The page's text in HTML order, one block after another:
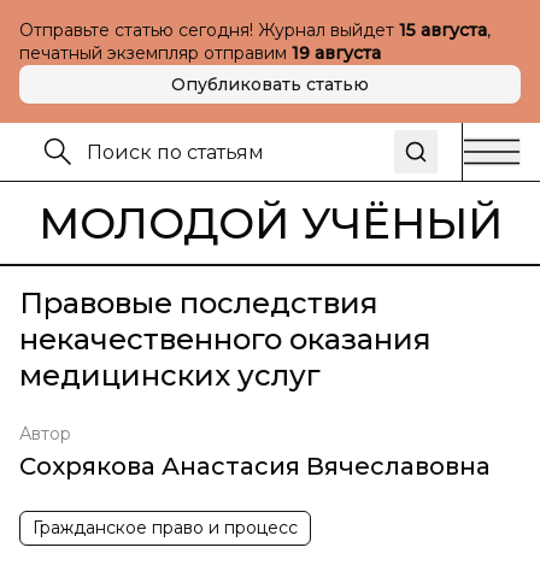
Отправьте статью сегодня! Журнал выйдет 15 августа,
печатный экземпляр отправим 19 августа
Опубликовать статью
МОЛОДОЙ УЧЁНЫЙ
Правовые последствия
некачественного оказания
медицинских услуг
Автор
Сохрякова Анастасия Вячеславовна
Гражданское право и процесс